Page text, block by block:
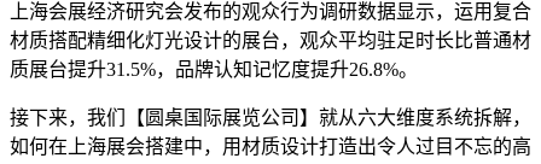
上海会展经济研究会发布的观众行为调研数据显示，运用复合
材质搭配精细化灯光设计的展台，观众平均驻足时长比普通材
质展台提升31.5%，品牌认知记忆度提升26.8%。
接下来，我们【圆桌国际展览公司】就从六大维度系统拆解，
如何在上海展会搭建中，用材质设计打造出令人过目不忘的高